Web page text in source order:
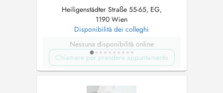
Heiligenstädter Straße 55-65, EG,
1190 Wien
Disponibilità dei colleghi
Nessuna disponibilità online
Chiamare per prendere appuntamento